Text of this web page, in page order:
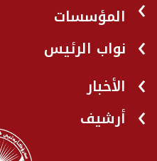
المؤسسات
نواب الرئيس
الأخبار
أرشيف